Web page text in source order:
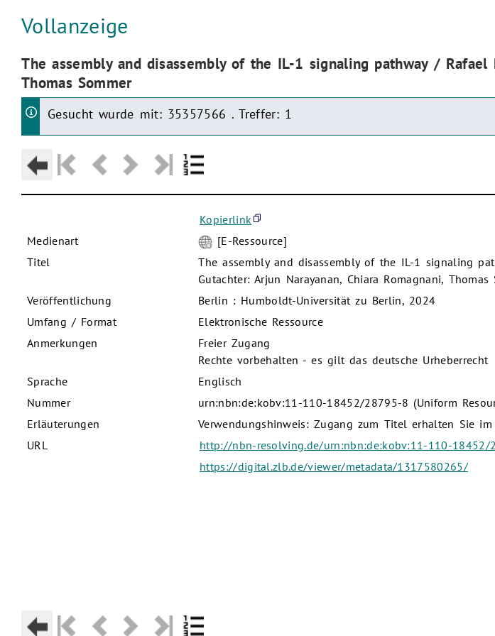
Aktuelle Seite:
Vollanzeige
Aktuelle Seite:
The assembly and disassembly of the IL-1 signaling pathway /
Thomas Sommer
Gesucht wurde mit: 35357566 . Treffer: 1
Kopierlink
Medienart
[E-Ressource]
Titel
The assembly and disassembly of the IL-1 signaling
Gutachter: Arjun Narayanan, Chiara Romagnani, Thomas
Veröffentlichung
Berlin : Humboldt-Universität zu Berlin, 2024
Umfang / Format
Elektronische Ressource
Anmerkungen
Freier Zugang
Rechte vorbehalten - es gilt das deutsche Urheberrecht
Sprache
Englisch
Nummer
urn:nbn:de:kobv:11-110-18452/28795-8 (Uniform
Erläuterungen
Verwendungshinweis: Zugang zum Titel erhalten Sie
URL
http://nbn-resolving.de/urn:nbn:de:kobv:11-110-18452/
https://digital.zlb.de/viewer/metadata/1317580265/